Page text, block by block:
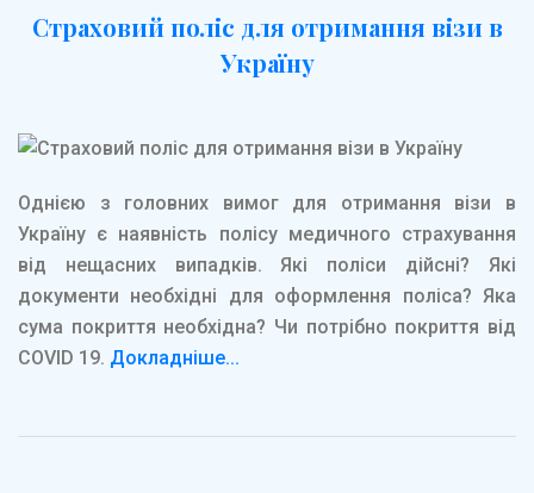
Страховий поліс для отримання візи в
Україну
Однією з головних вимог для отримання візи в
Україну є наявність полісу медичного страхування
від нещасних випадків. Які поліси дійсні? Які
документи необхідні для оформлення поліса? Яка
сума покриття необхідна? Чи потрібно покриття від
COVID 19. Докладніше...